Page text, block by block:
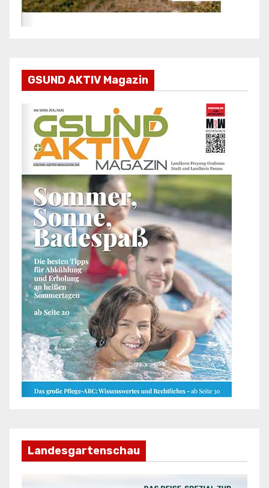
GSUND AKTIV Magazin
Landesgartenschau